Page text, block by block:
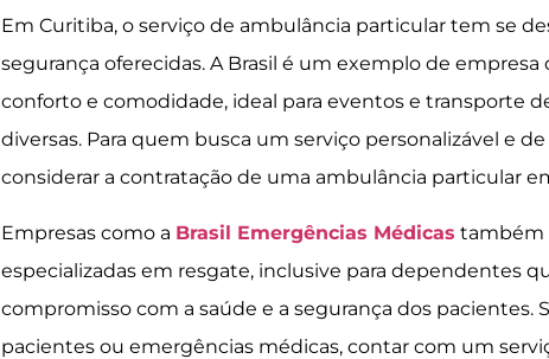
Em Curitiba, o serviço de ambulância particular tem se
segurança oferecidas. A Brasil é um exemplo de
conforto e comodidade, ideal para eventos e transporte
diversas. Para quem busca um serviço personalizável e
considerar a contratação de uma ambulância particular
Empresas como a Brasil Emergências Médicas também
especializadas em resgate, inclusive para dependentes
compromisso com a saúde e a segurança dos pacientes.
pacientes ou emergências médicas, contar com um